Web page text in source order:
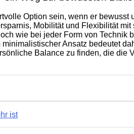
Option sein, wenn er
Mobilität und Flexibilität
wie bei jeder Form von Technik
Ansatz bedeutet
Balance zu finden, die die
ist